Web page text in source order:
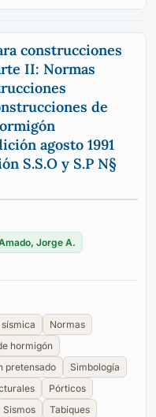
construcciones
II: Normas
de
agosto 1991
S.S.O y S.P N§
Jorge A.
Normas
hormigón
pretensado
Simbología
Pórticos
Sismos
Tabiques